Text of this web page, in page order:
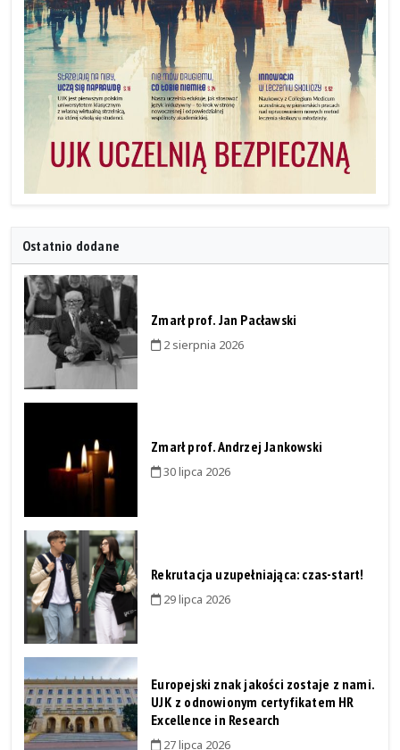
Ostatnio dodane
Zmarł prof. Jan Pacławski
2 sierpnia 2026
Zmarł prof. Andrzej Jankowski
30 lipca 2026
Rekrutacja uzupełniająca: czas-start!
29 lipca 2026
Europejski znak jakości zostaje z nami.
UJK z odnowionym certyfikatem HR
Excellence in Research
27 lipca 2026